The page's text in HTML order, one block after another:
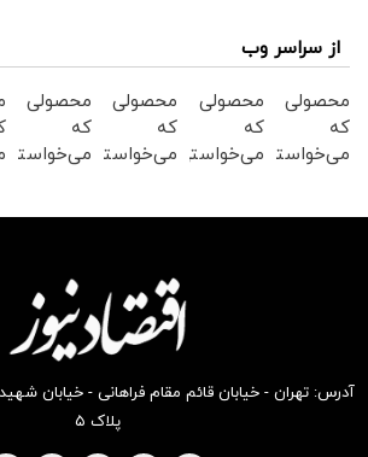
از سراسر وب
محصولی
که
می‌خواستی
محصولی
که
می‌خواستی
محصولی
که
می‌خواستی
بخر !
محصولی
که
می‌خواستی
بخر !
آدرس: تهران - خیابان قائم مقام فراهانی - خیابان
پلاک ۵